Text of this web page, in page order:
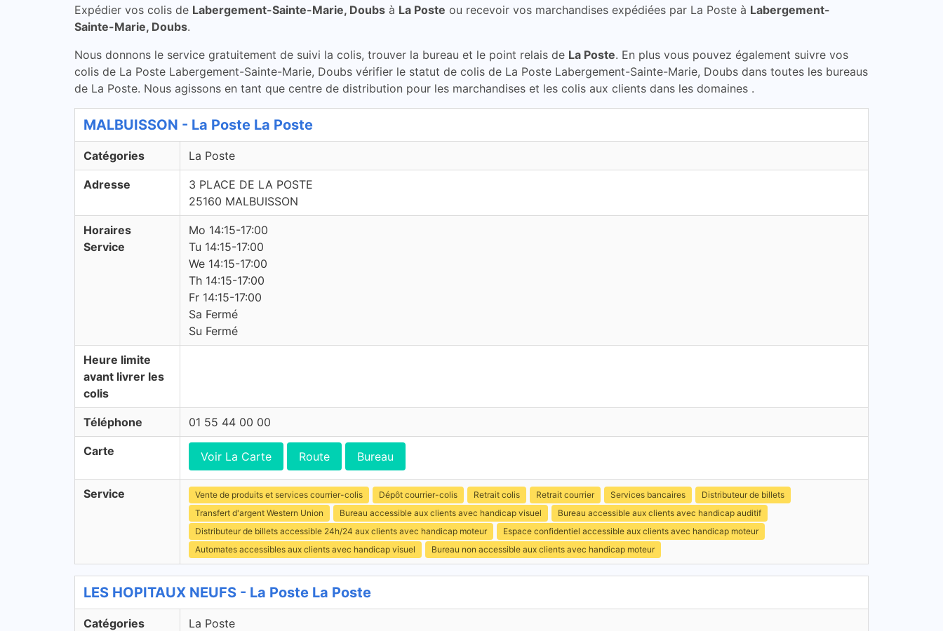
Expédier vos colis de Labergement-Sainte-Marie, Doubs à La Poste ou recevoir vos marchandises expédiées par La Poste à Labergement-
Sainte-Marie, Doubs.
Nous donnons le service gratuitement de suivi la colis, trouver la bureau et le point relais de La Poste. En plus vous pouvez également suivre vos
colis de La Poste Labergement-Sainte-Marie, Doubs vérifier le statut de colis de La Poste Labergement-Sainte-Marie, Doubs dans toutes les bureaus
de La Poste. Nous agissons en tant que centre de distribution pour les marchandises et les colis aux clients dans les domaines .
MALBUISSON - La Poste La Poste
Catégories La Poste
Adresse
3 PLACE DE LA POSTE
25160 MALBUISSON
Horaires
Service
Mo 14:15-17:00
Tu 14:15-17:00
We 14:15-17:00
Th 14:15-17:00
Fr 14:15-17:00
Sa Fermé
Su Fermé
Heure limite
avant livrer les
colis
Téléphone 01 55 44 00 00
Carte Voir La Carte Route Bureau
Service Vente de produits et services courrier-colis Dépôt courrier-colis Retrait colis Retrait courrier Services bancaires
Distributeur de billets
Transfert d'argent Western Union
Bureau accessible aux clients avec handicap visuel
Bureau accessible aux clients avec handicap auditif
Distributeur de billets accessible 24h/24 aux clients avec handicap moteur
Espace confidentiel accessible aux clients avec handicap moteur
Automates accessibles aux clients avec handicap visuel
Bureau non accessible aux clients avec handicap moteur
LES HOPITAUX NEUFS - La Poste La Poste
Catégories La Poste